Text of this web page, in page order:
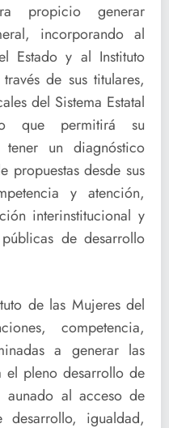
propicio generar
incorporando al
Estado y al Instituto
de sus titulares,
del Sistema Estatal
que permitirá su
un diagnóstico
propuestas desde sus
y atención,
interinstitucional y
de desarrollo
de las Mujeres del
competencia,
a generar las
pleno desarrollo de
al acceso de
desarrollo, igualdad,